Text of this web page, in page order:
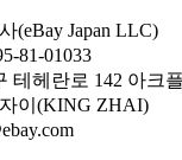
(eBay Japan LLC)
81-01033
테헤란로 142 아크
이(KING ZHAI)